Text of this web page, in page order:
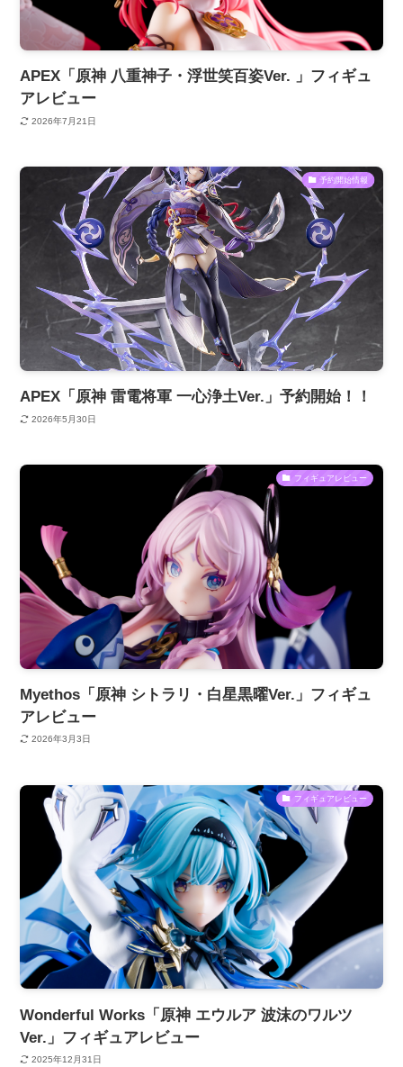
APEX「原神 八重神子・浮世笑百姿Ver. 」フィギュ
アレビュー
2026年7月21日
予約開始情報
APEX「原神 雷電将軍 一心浄土Ver.」予約開始！！
2026年5月30日
フィギュアレビュー
Myethos「原神 シトラリ・白星黒曜Ver.」フィギュ
アレビュー
2026年3月3日
フィギュアレビュー
Wonderful Works「原神 エウルア 波沫のワルツ
Ver.」フィギュアレビュー
2025年12月31日